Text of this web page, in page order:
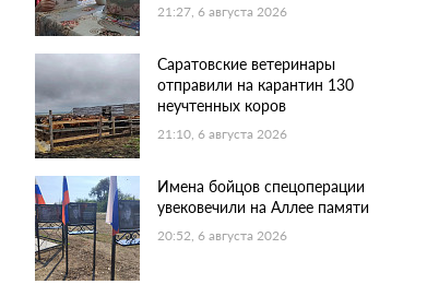
21:27, 6 августа 2026
Саратовские ветеринары
отправили на карантин 130
неучтенных коров
21:10, 6 августа 2026
Имена бойцов спецоперации
увековечили на Аллее памяти
20:52, 6 августа 2026